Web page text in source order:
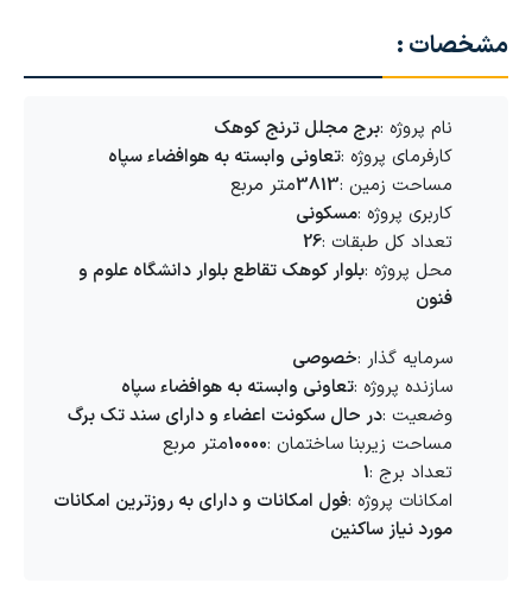
مشخصات :
نام پروژه :برج مجلل ترنج کوهک
کارفرمای پروژه :تعاونی وابسته به هوافضاء سپاه
مساحت زمین :3813متر مربع
کاربری پروژه :مسکونی
تعداد کل طبقات :26
محل پروژه :بلوار کوهک تقاطع بلوار دانشگاه علوم و
فنون
سرمایه گذار :خصوصی
سازنده پروژه :تعاونی وابسته به هوافضاء سپاه
وضعیت :در حال سکونت اعضاء و دارای سند تک برگ
مساحت زیربنا ساختمان :10000متر مربع
تعداد برج :1
امکانات پروژه :فول امکانات و دارای به روزترین امکانات
مورد نیاز ساکنین